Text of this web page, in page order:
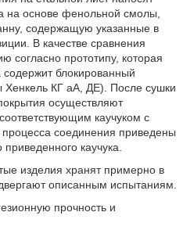
на основе фенольной смолы,
содержащую указанные в
В качестве сравнения
согласно прототипу, которая
содержит блокированный
Хенкель КГ аА, ДЕ). После сушки
осуществляют
каучуком с
соединения приведены
каучука.
изделия хранят примерно в
описанным испытаниям.
прочность и